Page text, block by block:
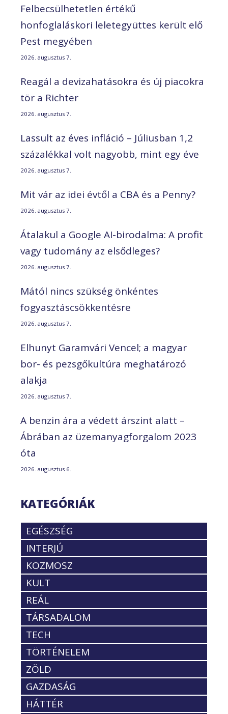
Felbecsülhetetlen értékű
honfoglaláskori leletegyüttes került elő
Pest megyében
2026. augusztus 7.
Reagál a devizahatásokra és új piacokra
tör a Richter
2026. augusztus 7.
Lassult az éves infláció – Júliusban 1,2
százalékkal volt nagyobb, mint egy éve
2026. augusztus 7.
Mit vár az idei évtől a CBA és a Penny?
2026. augusztus 7.
Átalakul a Google AI-birodalma: A profit
vagy tudomány az elsődleges?
2026. augusztus 7.
Mától nincs szükség önkéntes
fogyasztáscsökkentésre
2026. augusztus 7.
Elhunyt Garamvári Vencel; a magyar
bor- és pezsgőkultúra meghatározó
alakja
2026. augusztus 7.
A benzin ára a védett árszint alatt –
Ábrában az üzemanyagforgalom 2023
óta
2026. augusztus 6.
KATEGÓRIÁK
EGÉSZSÉG
INTERJÚ
KOZMOSZ
KULT
REÁL
TÁRSADALOM
TECH
TÖRTÉNELEM
ZÖLD
GAZDASÁG
HÁTTÉR